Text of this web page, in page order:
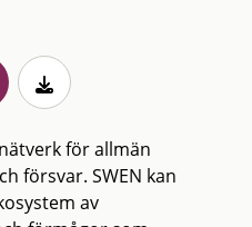
för allmän
försvar. SWEN kan
av